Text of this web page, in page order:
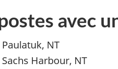
avec
Paulatuk, NT
Sachs Harbour, NT